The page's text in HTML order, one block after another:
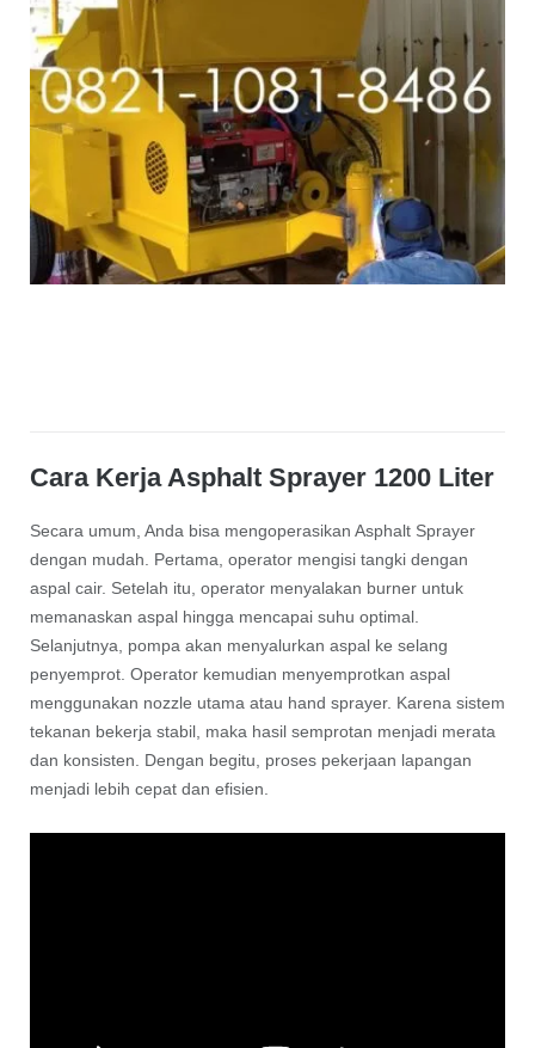
Cara Kerja Asphalt Sprayer 1200 Liter
Secara umum, Anda bisa mengoperasikan Asphalt Sprayer
dengan mudah. Pertama, operator mengisi tangki dengan
aspal cair. Setelah itu, operator menyalakan burner untuk
memanaskan aspal hingga mencapai suhu optimal.
Selanjutnya, pompa akan menyalurkan aspal ke selang
penyemprot. Operator kemudian menyemprotkan aspal
menggunakan nozzle utama atau hand sprayer. Karena sistem
tekanan bekerja stabil, maka hasil semprotan menjadi merata
dan konsisten. Dengan begitu, proses pekerjaan lapangan
menjadi lebih cepat dan efisien.